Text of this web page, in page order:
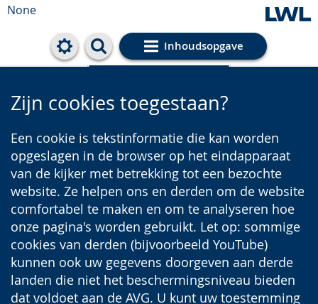
None
Inhoudsopgave
Cookie-Einstellungen
Zijn cookies toegestaan?
Een cookie is tekstinformatie die kan worden
opgeslagen in de browser op het eindapparaat
van de kijker met betrekking tot een bezochte
website. Ze helpen ons en derden om de website
comfortabel te maken en om te analyseren hoe
onze pagina's worden gebruikt. Let op: sommige
cookies van derden (bijvoorbeeld YouTube)
kunnen ook uw gegevens doorgeven aan derde
landen die niet het beschermingsniveau bieden
dat voldoet aan de AVG. U kunt uw toestemming